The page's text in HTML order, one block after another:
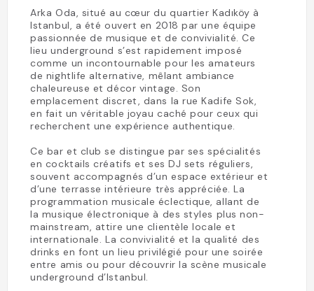
Arka Oda, situé au cœur du quartier Kadıköy à
Istanbul, a été ouvert en 2018 par une équipe
passionnée de musique et de convivialité. Ce
lieu underground s’est rapidement imposé
comme un incontournable pour les amateurs
de nightlife alternative, mêlant ambiance
chaleureuse et décor vintage. Son
emplacement discret, dans la rue Kadife Sok,
en fait un véritable joyau caché pour ceux qui
recherchent une expérience authentique.
Ce bar et club se distingue par ses spécialités
en cocktails créatifs et ses DJ sets réguliers,
souvent accompagnés d’un espace extérieur et
d’une terrasse intérieure très appréciée. La
programmation musicale éclectique, allant de
la musique électronique à des styles plus non-
mainstream, attire une clientèle locale et
internationale. La convivialité et la qualité des
drinks en font un lieu privilégié pour une soirée
entre amis ou pour découvrir la scène musicale
underground d’Istanbul.